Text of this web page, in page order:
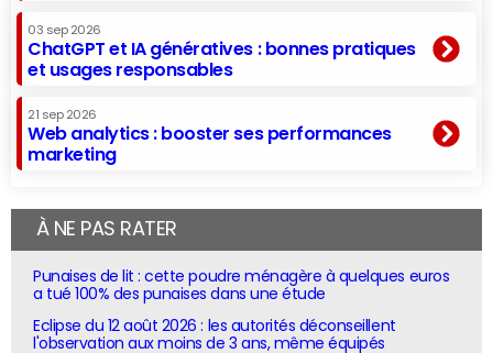
03 sep 2026
ChatGPT et IA génératives : bonnes pratiques
et usages responsables
21 sep 2026
Web analytics : booster ses performances
marketing
À NE PAS RATER
Punaises de lit : cette poudre ménagère à quelques euros
a tué 100% des punaises dans une étude
Eclipse du 12 août 2026 : les autorités déconseillent
l'observation aux moins de 3 ans, même équipés